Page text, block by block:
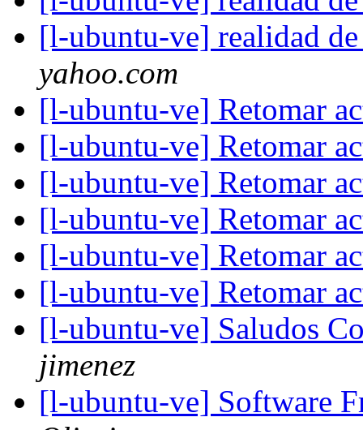
[l-ubuntu-ve] realidad
yahoo.com
[l-ubuntu-ve] Retomar
[l-ubuntu-ve] Retomar
[l-ubuntu-ve] Retomar
[l-ubuntu-ve] Retomar
[l-ubuntu-ve] Retomar
[l-ubuntu-ve] Retomar
[l-ubuntu-ve] Saludos
jimenez
[l-ubuntu-ve] Software